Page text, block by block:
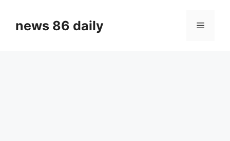
contentnews 86 daily Menu